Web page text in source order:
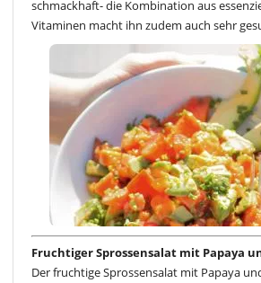
schmackhaft- die Kombination aus
Vitaminen macht ihn zudem auch sehr
Fruchtiger Sprossensalat mit Papaya
Der fruchtige Sprossensalat mit Papaya